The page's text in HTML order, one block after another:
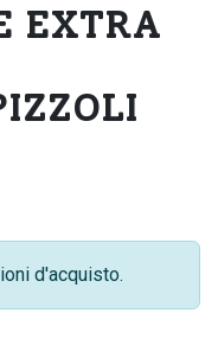
EXTRA
d'acquisto.